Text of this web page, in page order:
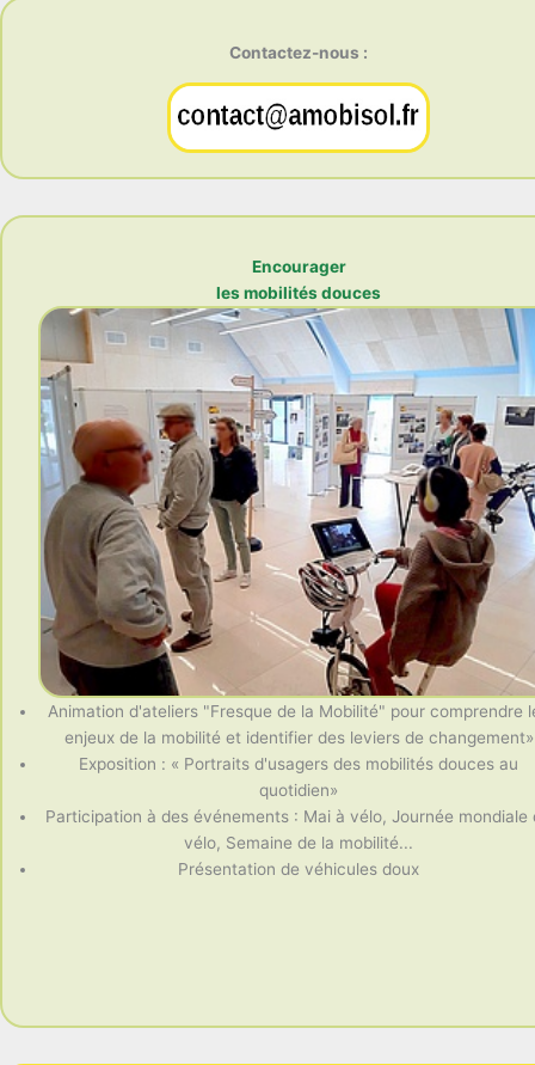
Contactez-nous :
Encourager
les mobilités douces
Animation d'ateliers "Fresque de la Mobilité" pour comprendre
enjeux de la mobilité et identifier des leviers de changement»
Exposition : « Portraits d'usagers des mobilités douces au
quotidien»
Participation à des événements : Mai à vélo, Journée mondiale
vélo, Semaine de la mobilité...
Présentation de véhicules doux